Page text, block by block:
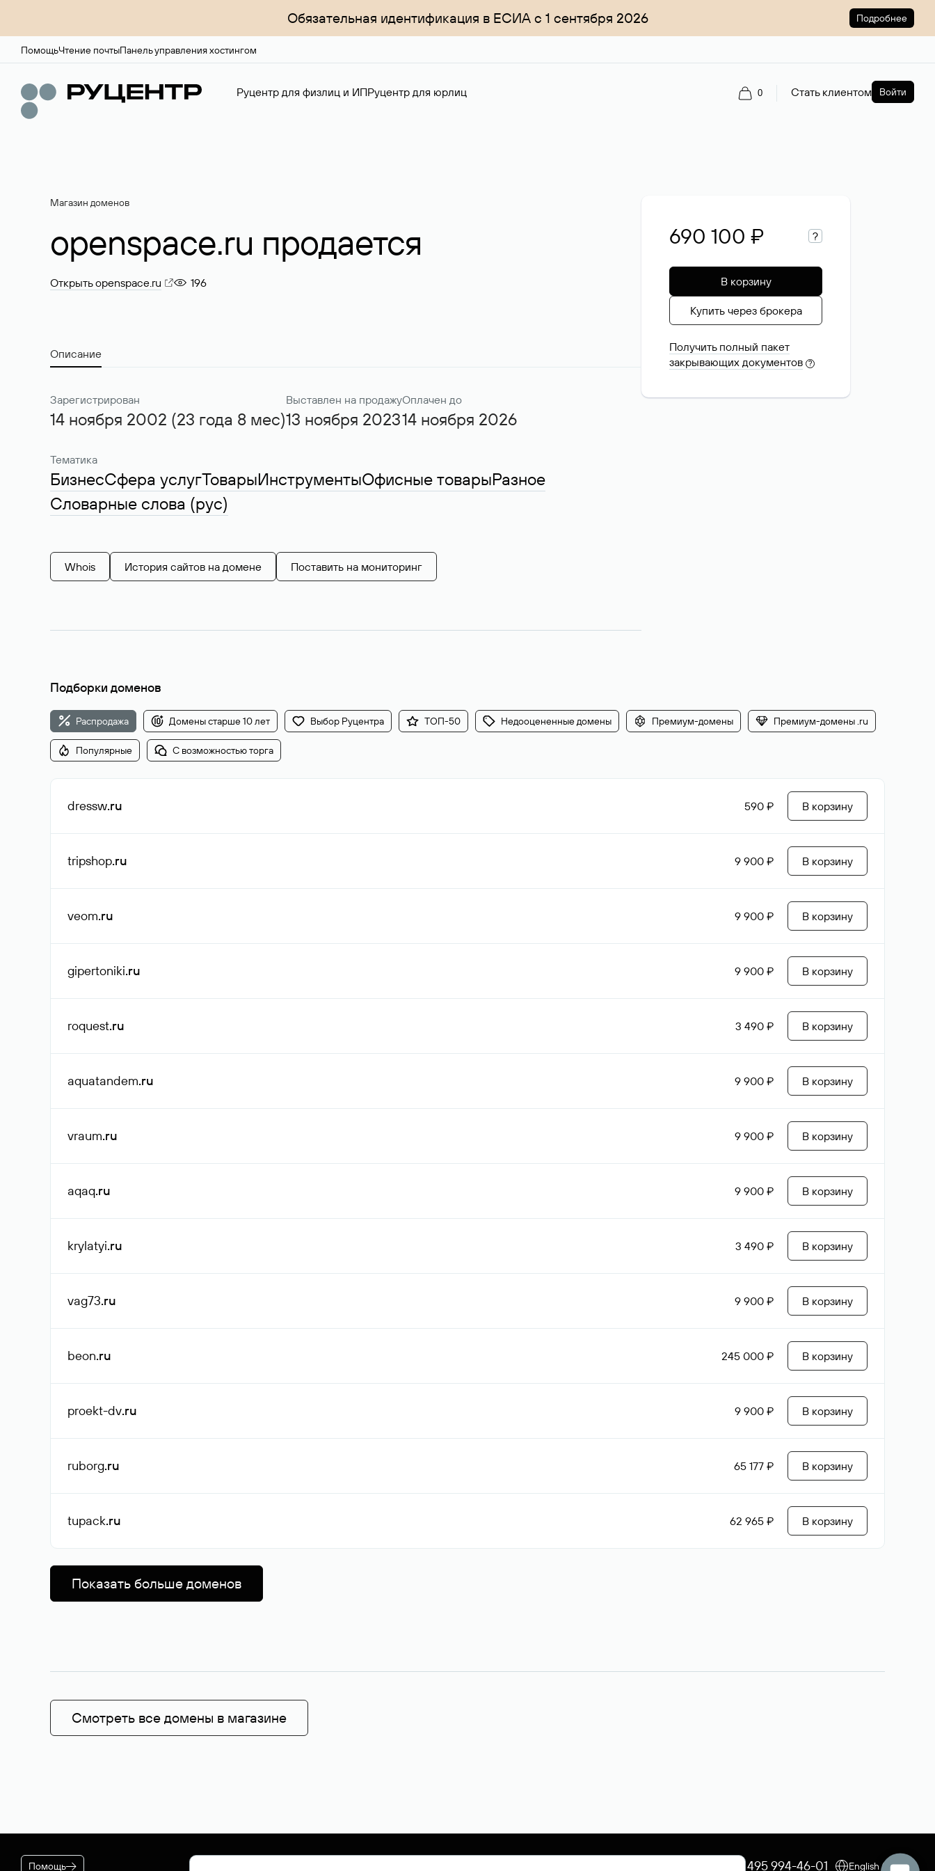
Обязательная идентификация в ЕСИА с 1 сентября 2026 Подробнее
ПомощьЧтение почтыПанель управления хостингом
Руцентр для физлиц и ИПРуцентр для юрлиц 0 Стать клиентом Войти
Магазин доменов
openspace.ru продается
Открыть openspace.ru 196
Описание
Зарегистрирован
14 ноября 2002 (23 года 8 мес)
Выставлен на продажу
13 ноября 2023
Оплачен до
14 ноября 2026
Тематика
БизнесСфера услугТоварыИнструментыОфисные товарыРазное
Словарные слова (рус)
Whois История сайтов на домене Поставить на мониторинг
690 100 ₽ ?
В корзину
Купить через брокера
Получить полный пакет
закрывающих документов ?
Подборки доменов
Распродажа Домены старше 10 лет Выбор Руцентра ТОП-50 Недооцененные домены Премиум-домены Премиум-домены .ru
Популярные С возможностью торга
dressw.ru 590 ₽ В корзину
tripshop.ru 9 900 ₽ В корзину
veom.ru 9 900 ₽ В корзину
gipertoniki.ru 9 900 ₽ В корзину
roquest.ru 3 490 ₽ В корзину
aquatandem.ru 9 900 ₽ В корзину
vraum.ru 9 900 ₽ В корзину
aqaq.ru 9 900 ₽ В корзину
krylatyi.ru 3 490 ₽ В корзину
vag73.ru 9 900 ₽ В корзину
beon.ru 245 000 ₽ В корзину
proekt-dv.ru 9 900 ₽ В корзину
ruborg.ru 65 177 ₽ В корзину
tupack.ru 62 965 ₽ В корзину
Показать больше доменов
Смотреть все домены в магазине
Помощь +7 495 994-46-01 English (USD)